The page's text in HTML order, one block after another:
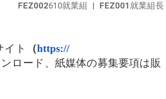
FEZ001就業組長
FEZ002610就業組 |
ト （https://
ロード、紙媒体の募集要項は販